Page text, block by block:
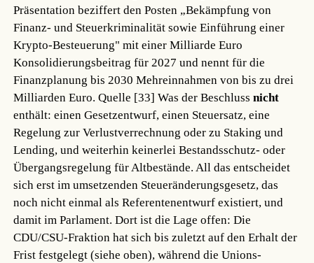
Präsentation beziffert den Posten „Bekämpfung von
Finanz- und Steuerkriminalität sowie Einführung einer
Krypto-Besteuerung" mit einer Milliarde Euro
Konsolidierungsbeitrag für 2027 und nennt für die
Finanzplanung bis 2030 Mehreinnahmen von bis zu drei
Milliarden Euro.Quelle [33] Was der Beschlussnicht
enthält: einen Gesetzentwurf, einen Steuersatz, eine
Regelung zur Verlustverrechnung oder zu Staking und
Lending, und weiterhin keinerlei Bestandsschutz- oder
Übergangsregelung für Altbestände. All das entscheidet
sich erst im umsetzenden Steueränderungsgesetz, das
noch nicht einmal als Referentenentwurf existiert, und
damit im Parlament. Dort ist die Lage offen: Die
CDU/CSU-Fraktion hat sich bis zuletzt auf den Erhalt der
Frist festgelegt (siehe oben), während die Unions-